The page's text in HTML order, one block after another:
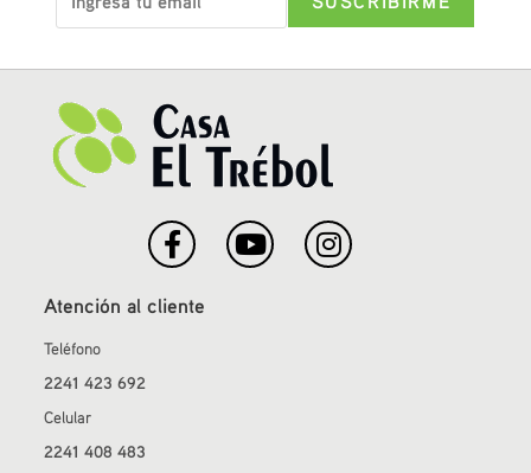
Atención al cliente
Teléfono
2241 423 692
Celular
2241 408 483